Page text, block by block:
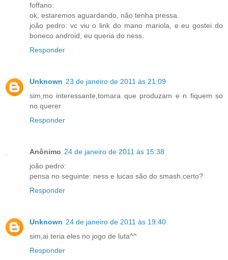
foffano:
ok, estaremos aguardando, não tenha pressa.
joão pedro: vc viu o link do mano mariola, e eu gostei do
boneco android, eu queria do ness.
Responder
Unknown 23 de janeiro de 2011 às 21:09
sim,mo interessante,tomara que produzam e n fiquem so
no querer
Responder
Anônimo 24 de janeiro de 2011 às 15:38
joão pedro:
pensa no seguinte: ness e lucas são do smash,certo?
Responder
Unknown 24 de janeiro de 2011 às 19:40
sim,ai teria eles no jogo de luta^^
Responder